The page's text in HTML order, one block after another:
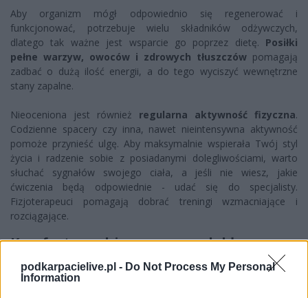
podkarpacielive.pl - Do Not Process My Personal
Information
Aby organizm mógł odpowiednio się regenerować i
funkcjonować, potrzebuje wielu składników odżywczych,
dlatego tak ważne jest wsparcie go poprzez dietę. Posiłki
pełne warzyw, owoców i zdrowych tłuszczów pomagają
zadbać o dużą ilość energii, a do tego wyciszyć wewnętrzne
stany zapalne.
Nieoceniona jest również regularna aktywność fizyczna.
Codzienne spacery czy inna, nawet nieintensywna aktywność
pomoże przynieść ulgę. Aby maksymalnie wspierała Twój styl
życia i radzenie sobie z posiadanymi dolegliwościami, warto
słuchać sygnałów swojego ciała, a jeśli nie wiesz, jakie
ćwiczenia będą odpowiednie - udać się do specjalisty.
Fizjoterapeuci pomagają dobrać treningi wzmacniające i
rozciągające.
Komfort psychiczny a przewlekłe
dolegliwości